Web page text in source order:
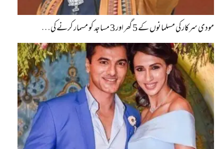
مودی سرکار کی مسلمانوں کے 5 گھر اور 3 مساجد کو مسمار کرنے کی…